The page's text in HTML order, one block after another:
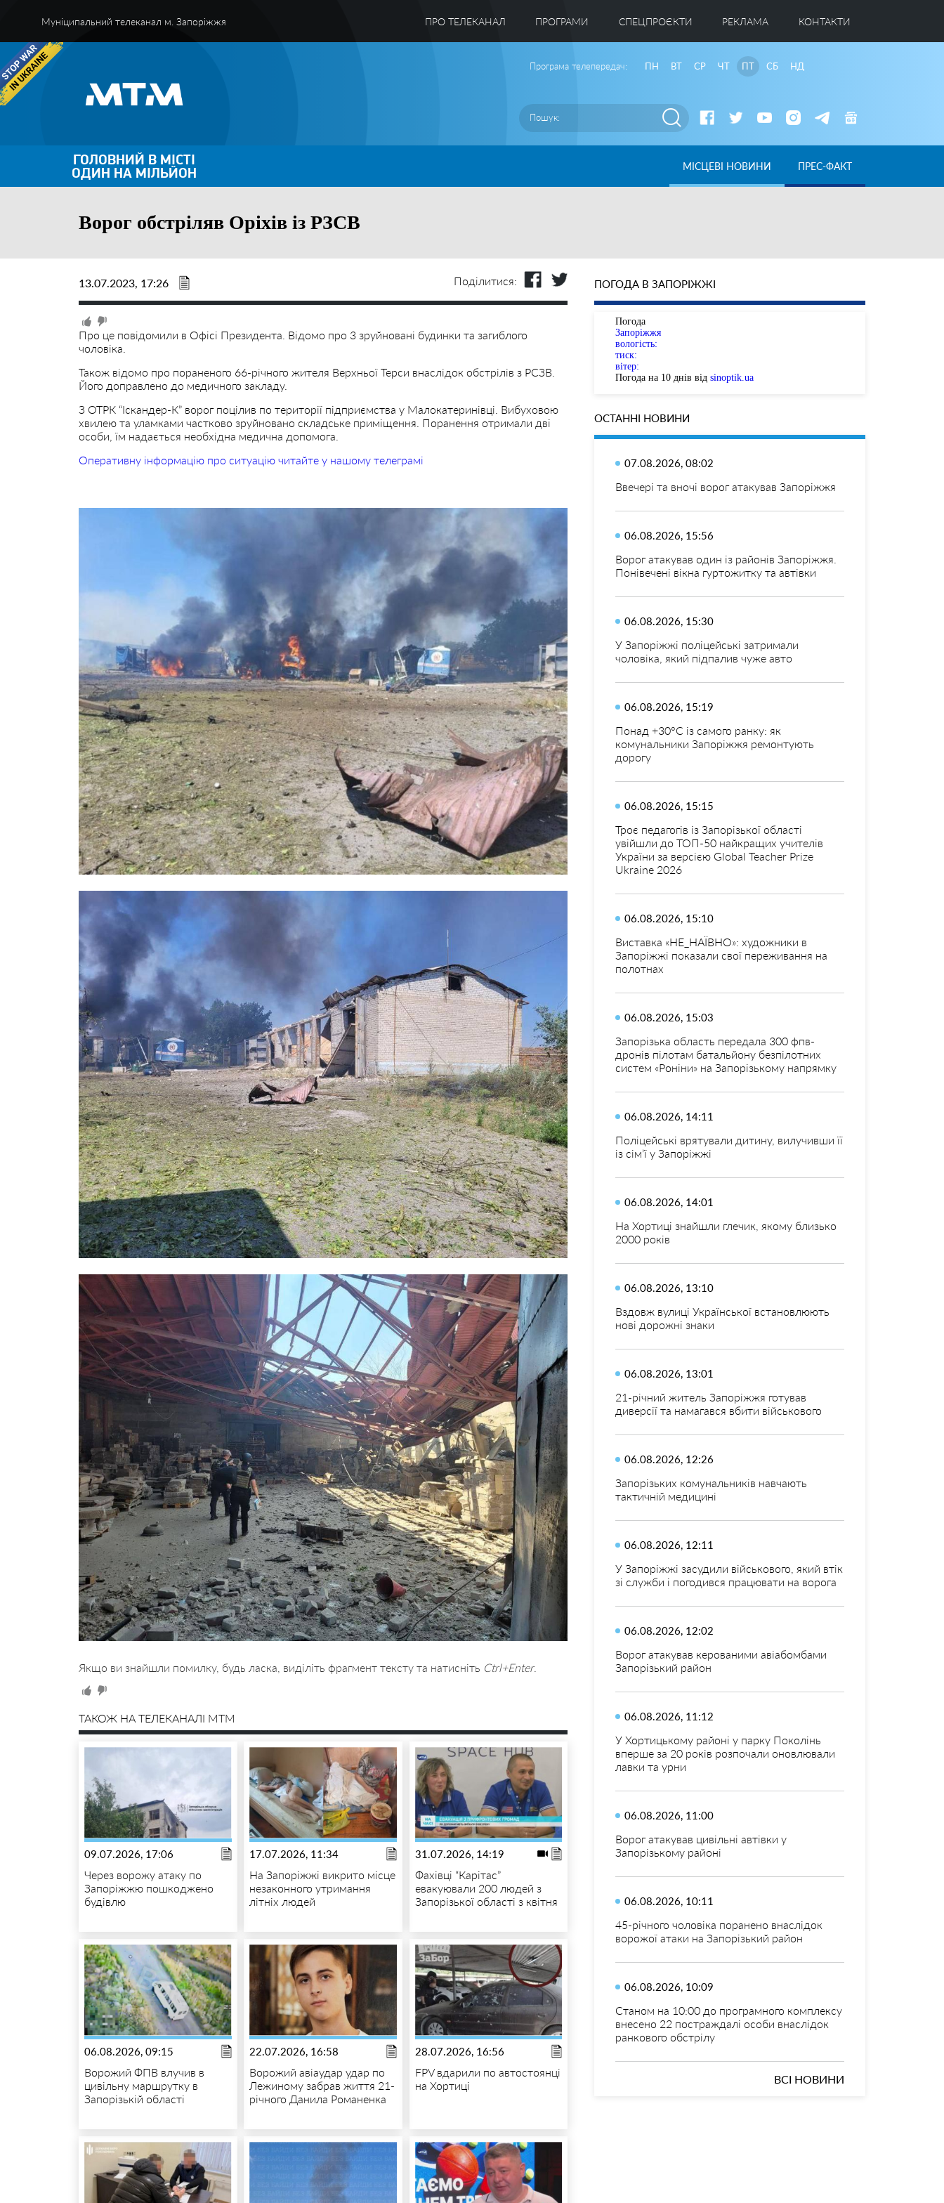
Муніципальний телеканал м. Запоріжжя ПРО ТЕЛЕКАНАЛ ПРОГРАМИ CПЕЦПРОЄКТИ РЕКЛАМА КОНТАКТИ
Програма телепередач: ПН ВТ СР ЧТ ПТ СБ НД
ГОЛОВНИЙ В МІСТІ
ОДИН НА МІЛЬЙОН МІСЦЕВІ НОВИНИ ПРЕС-ФАКТ
Ворог обстріляв Оріхів із РЗСВ
13.07.2023, 17:26 Поділитися:
Про це повідомили в Офісі Президента. Відомо про 3 зруйновані будинки та загиблого
чоловіка.
Також відомо про пораненого 66-річного жителя Верхньої Терси внаслідок обстрілів з РСЗВ.
Його доправлено до медичного закладу.
З ОТРК “Іскандер-К” ворог поцілив по території підприємства у Малокатеринівці. Вибуховою
хвилею та уламками частково зруйновано складське приміщення. Поранення отримали дві
особи, їм надається необхідна медична допомога.
Оперативну інформацію про ситуацію читайте у нашому телеграмі
Якщо ви знайшли помилку, будь ласка, виділіть фрагмент тексту та натисніть Ctrl+Enter.
ТАКОЖ НА ТЕЛЕКАНАЛІ MTM
09.07.2026, 17:06
Через ворожу атаку по
Запоріжжю пошкоджено
будівлю
17.07.2026, 11:34
На Запоріжжі викрито місце
незаконного утримання
літніх людей
31.07.2026, 14:19
Фахівці “Карітас”
евакуювали 200 людей з
Запорізької області з квітня
06.08.2026, 09:15
Ворожий ФПВ влучив в
цивільну маршрутку в
Запорізькій області
22.07.2026, 16:58
Ворожий авіаудар удар по
Лежиному забрав життя 21-
річного Данила Романенка
28.07.2026, 16:56
FPV вдарили по автостоянці
на Хортиці
ПОГОДА В ЗАПОРІЖЖІ
Погода
Запоріжжя
вологість:
тиск:
вітер:
Погода на 10 днів від sinoptik.ua
ОСТАННІ НОВИНИ
07.08.2026, 08:02
Ввечері та вночі ворог атакував Запоріжжя
06.08.2026, 15:56
Ворог атакував один із районів Запоріжжя.
Понівечені вікна гуртожитку та автівки
06.08.2026, 15:30
У Запоріжжі поліцейські затримали
чоловіка, який підпалив чуже авто
06.08.2026, 15:19
Понад +30°C із самого ранку: як
комунальники Запоріжжя ремонтують
дорогу
06.08.2026, 15:15
Троє педагогів із Запорізької області
увійшли до ТОП-50 найкращих учителів
України за версією Global Teacher Prize
Ukraine 2026
06.08.2026, 15:10
Виставка «НЕ_НАЇВНО»: художники в
Запоріжжі показали свої переживання на
полотнах
06.08.2026, 15:03
Запорізька область передала 300 фпв-
дронів пілотам батальйону безпілотних
систем «Роніни» на Запорізькому напрямку
06.08.2026, 14:11
Поліцейські врятували дитину, вилучивши її
із сім’ї у Запоріжжі
06.08.2026, 14:01
На Хортиці знайшли глечик, якому близько
2000 років
06.08.2026, 13:10
Вздовж вулиці Української встановлюють
нові дорожні знаки
06.08.2026, 13:01
21-річний житель Запоріжжя готував
диверсії та намагався вбити військового
06.08.2026, 12:26
Запорізьких комунальників навчають
тактичній медицині
06.08.2026, 12:11
У Запоріжжі засудили військового, який втік
зі служби і погодився працювати на ворога
06.08.2026, 12:02
Ворог атакував керованими авіабомбами
Запорізький район
06.08.2026, 11:12
У Хортицькому районі у парку Поколінь
вперше за 20 років розпочали оновлювали
лавки та урни
06.08.2026, 11:00
Ворог атакував цивільні автівки у
Запорізькому районі
06.08.2026, 10:11
45-річного чоловіка поранено внаслідок
ворожої атаки на Запорізький район
06.08.2026, 10:09
Станом на 10:00 до програмного комплексу
внесено 22 постраждалі особи внаслідок
ранкового обстрілу
ВСІ НОВИНИ